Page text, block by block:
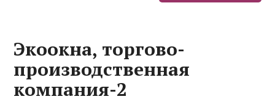
Экоокна, торгово-
производственная
компания-2